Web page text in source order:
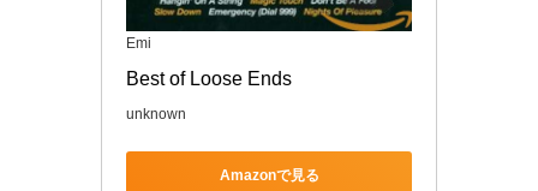
Emi
Best of Loose Ends
unknown
Amazonで見る